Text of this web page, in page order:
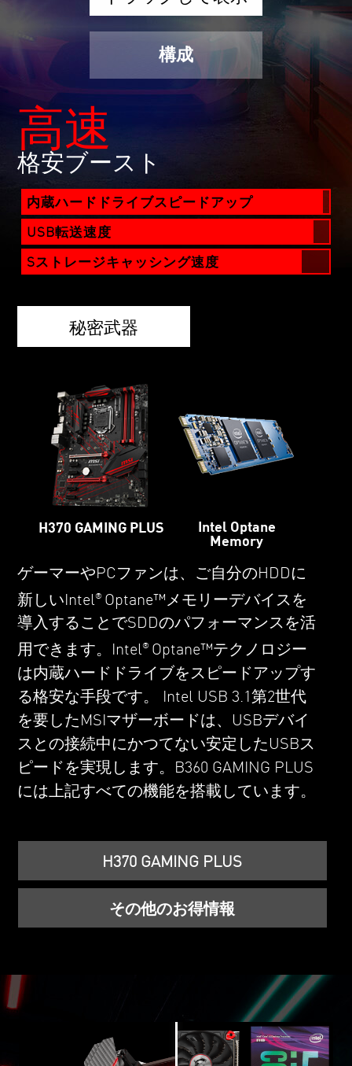
構成
高速
格安ブースト
内蔵ハードドライブスピードアップ
USB転送速度
Sストレージキャッシング速度
秘密武器
H370 GAMING PLUS Intel Optane
Memory
ゲーマーやPCファンは、ご自分のHDDに
新しいIntel® Optane™メモリーデバイスを
導入することでSDDのパフォーマンスを活
用できます。Intel® Optane™テクノロジー
は内蔵ハードドライブをスピードアップす
る格安な手段です。 Intel USB 3.1第2世代
を要したMSIマザーボードは、USBデバイ
スとの接続中にかつてない安定したUSBス
ピードを実現します。B360 GAMING PLUS
には上記すべての機能を搭載しています。
H370 GAMING PLUS
その他のお得情報